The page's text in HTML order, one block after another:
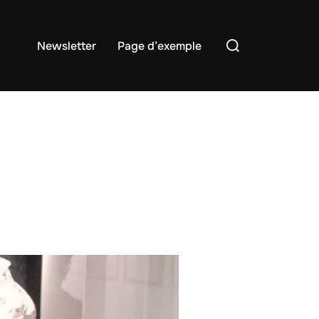
Newsletter Page d’exemple
Rechercher :